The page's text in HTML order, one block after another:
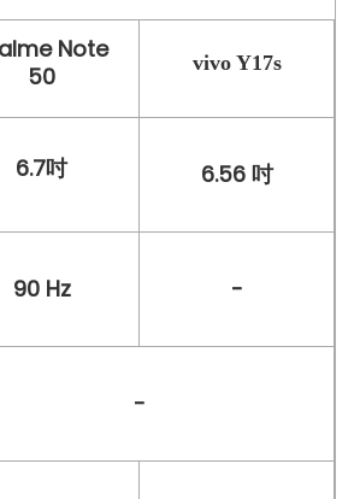
Note
50
vivo Y17s
6.7吋 6.56 吋
90 Hz -
-